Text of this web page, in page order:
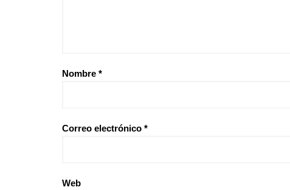
Nombre *
Correo electrónico *
Web